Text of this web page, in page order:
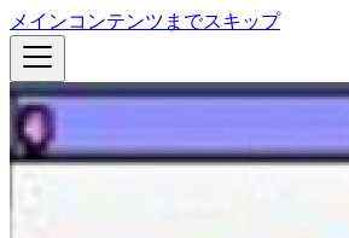
メインコンテンツまでスキップ